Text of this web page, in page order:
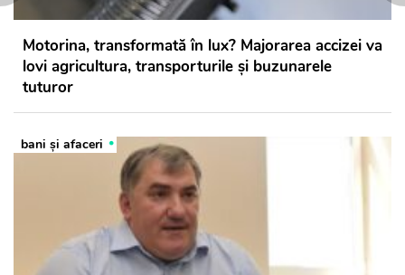
Motorina, transformată în lux? Majorarea accizei va
lovi agricultura, transporturile și buzunarele
tuturor
bani și afaceri